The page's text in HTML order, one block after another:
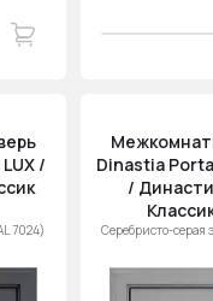
/
7024)
Dinastia
/
Серебристо-серая